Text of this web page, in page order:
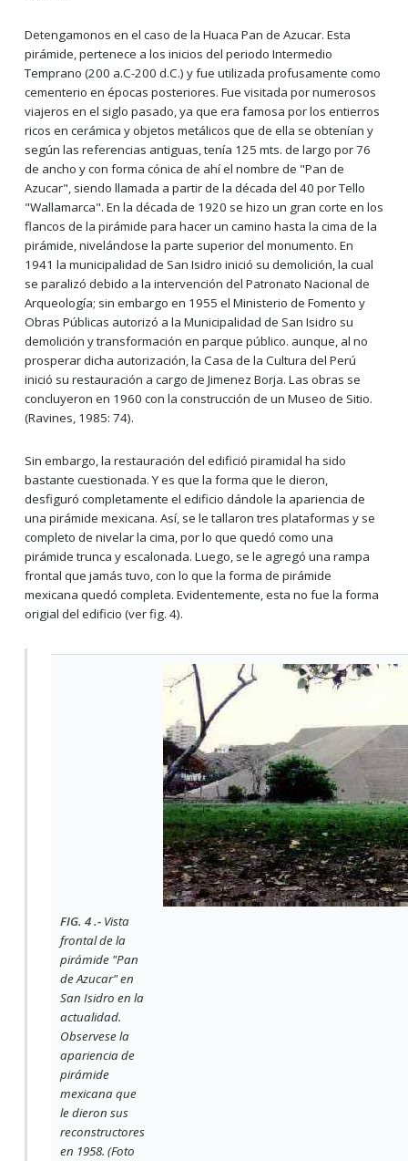
Detengamonos en el caso de la Huaca Pan de Azucar. Esta
pirámide, pertenece a los inicios del periodo Intermedio
Temprano (200 a.C-200 d.C.) y fue utilizada profusamente como
cementerio en épocas posteriores. Fue visitada por numerosos
viajeros en el siglo pasado, ya que era famosa por los entierros
ricos en cerámica y objetos metálicos que de ella se obtenían y
según las referencias antiguas, tenía 125 mts. de largo por 76
de ancho y con forma cónica de ahí el nombre de "Pan de
Azucar", siendo llamada a partir de la década del 40 por Tello
"Wallamarca". En la década de 1920 se hizo un gran corte en los
flancos de la pirámide para hacer un camino hasta la cima de la
pirámide, nivelándose la parte superior del monumento. En
1941 la municipalidad de San Isidro inició su demolición, la cual
se paralizó debido a la intervención del Patronato Nacional de
Arqueología; sin embargo en 1955 el Ministerio de Fomento y
Obras Públicas autorizó a la Municipalidad de San Isidro su
demolición y transformación en parque público. aunque, al no
prosperar dicha autorización, la Casa de la Cultura del Perú
inició su restauración a cargo de Jimenez Borja. Las obras se
concluyeron en 1960 con la construcción de un Museo de Sitio.
(Ravines, 1985: 74).
Sin embargo, la restauración del edifició piramidal ha sido
bastante cuestionada. Y es que la forma que le dieron,
desfiguró completamente el edificio dándole la apariencia de
una pirámide mexicana. Así, se le tallaron tres plataformas y se
completo de nivelar la cima, por lo que quedó como una
pirámide trunca y escalonada. Luego, se le agregó una rampa
frontal que jamás tuvo, con lo que la forma de pirámide
mexicana quedó completa. Evidentemente, esta no fue la forma
origial del edificio (ver fig. 4).
FIG. 4 .- Vista
frontal de la
pirámide "Pan
de Azucar" en
San Isidro en la
actualidad.
Observese la
apariencia de
pirámide
mexicana que
le dieron sus
reconstructores
en 1958. (Foto